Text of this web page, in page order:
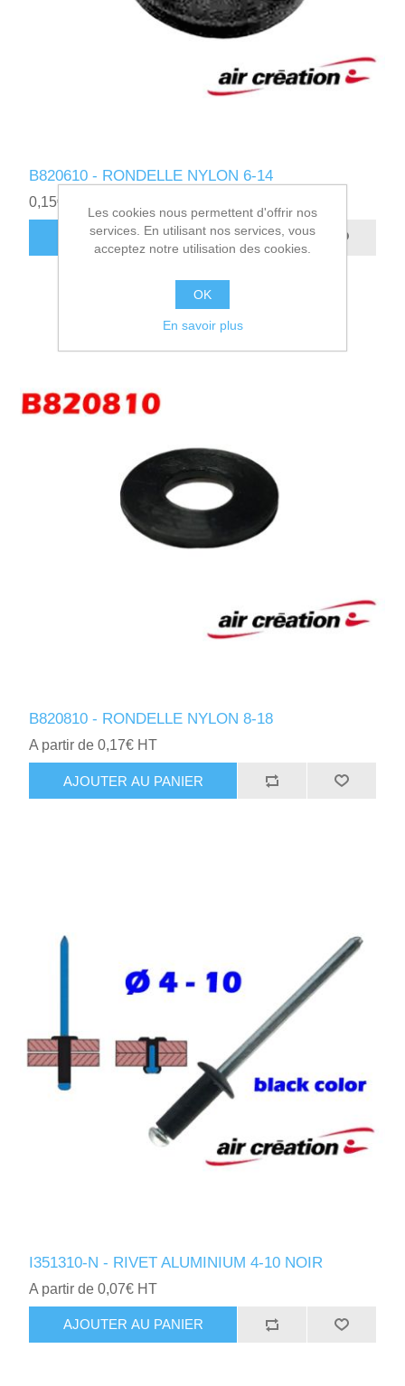
B820610 - RONDELLE NYLON 6-14
0,15€ HT
AJOUTER AU PANIER
B820810 - RONDELLE NYLON 8-18
A partir de 0,17€ HT
AJOUTER AU PANIER
I351310-N - RIVET ALUMINIUM 4-10 NOIR
A partir de 0,07€ HT
AJOUTER AU PANIER
Les cookies nous permettent d'offrir nos
services. En utilisant nos services, vous
acceptez notre utilisation des cookies.
OK
En savoir plus